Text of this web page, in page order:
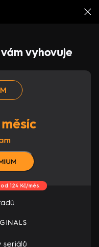
vyhovuje
124 Kč/měs.
seriálů